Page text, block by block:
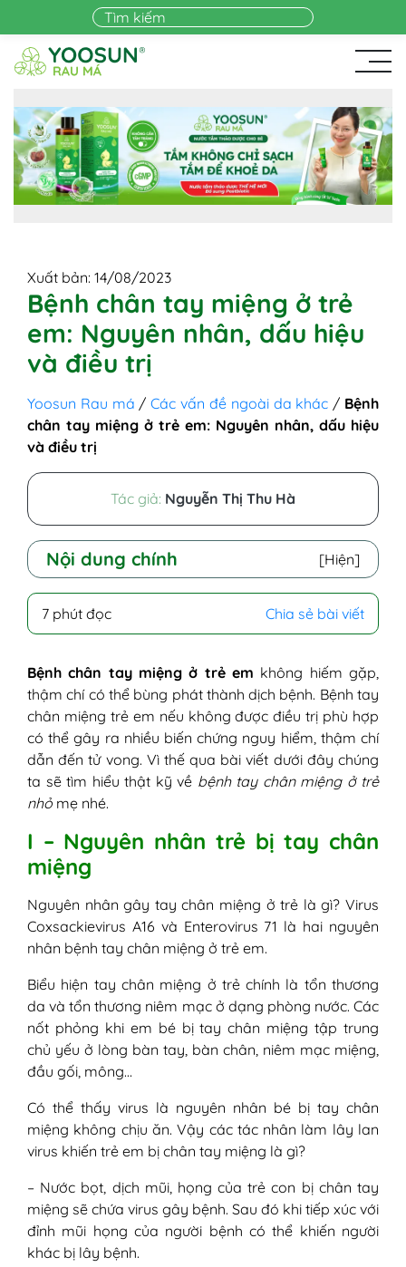
Skip to main content
Xuất bản: 14/08/2023
Bệnh chân tay miệng ở trẻ
em: Nguyên nhân, dấu hiệu
và điều trị
Yoosun Rau má /Các vấn đề ngoài da khác / Bệnh
chân tay miệng ở trẻ em: Nguyên nhân, dấu hiệu
và điều trị
Tác giả: Nguyễn Thị Thu Hà
Nội dung chính [Hiện]
II - Dấu hiệu trẻ bị tay chân miệng
III - Cách trị tay chân miệng cho bé an toàn
IV - Hướng dẫn chăm sóc trẻ bị chân tay
miệng
V - Phòng tránh bệnh chân tay miệng ở trẻ
7 phút đọc Chia sẻ bài viết
Bệnh chân tay miệng ở trẻ em không hiếm gặp,
thậm chí có thể bùng phát thành dịch bệnh. Bệnh tay
chân miệng trẻ em nếu không được điều trị phù hợp
có thể gây ra nhiều biến chứng nguy hiểm, thậm chí
dẫn đến tử vong. Vì thế qua bài viết dưới đây chúng
ta sẽ tìm hiểu thật kỹ về bệnh tay chân miệng ở trẻ
nhỏ mẹ nhé.
I – Nguyên nhân trẻ bị tay chân
miệng
Nguyên nhân gây tay chân miệng ở trẻ là gì? Virus
Coxsackievirus A16 và Enterovirus 71 là hai nguyên
nhân bệnh tay chân miệng ở trẻ em.
Biểu hiện tay chân miệng ở trẻ chính là tổn thương
da và tổn thương niêm mạc ở dạng phòng nước. Các
nốt phỏng khi em bé bị tay chân miệng tập trung
chủ yếu ở lòng bàn tay, bàn chân, niêm mạc miệng,
đầu gối, mông…
Có thể thấy virus là nguyên nhân bé bị tay chân
miệng không chịu ăn. Vậy các tác nhân làm lây lan
virus khiến trẻ em bị chân tay miệng là gì?
– Nước bọt, dịch mũi, họng của trẻ con bị chân tay
miệng sẽ chứa virus gây bệnh. Sau đó khi tiếp xúc với
đỉnh mũi họng của người bệnh có thể khiến người
khác bị lây bệnh.